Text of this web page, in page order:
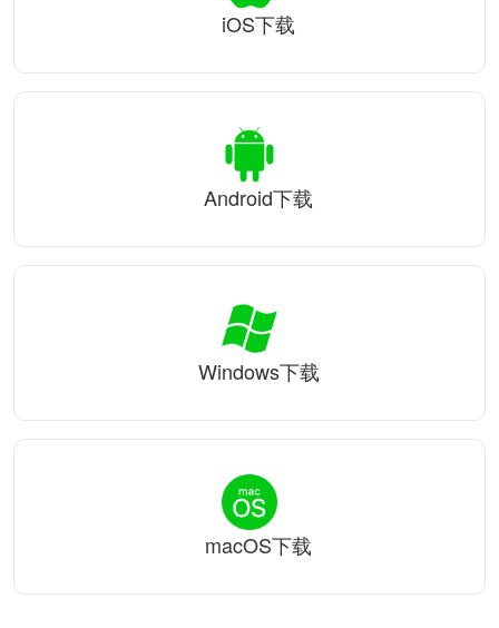
iOS下载
Android下载
Windows下载
macOS下载